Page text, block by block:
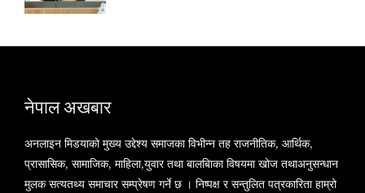
नेपाल अखबार
अनलाइन मिडयाको मुख्य उद्देश्य समाजका विभीन्न तह राजनीतिक, आर्थिक,
प्रासासिक, सामाजिक, माहिला,युवार तथा बालबािका विषयमा खोज तथाअनुसन्धान
मुलक सत्यतथ्य समाचार सम्प्रेषण गर्ने छ । निष्पक्ष र सन्तुलित पत्रकारिता हाम्रो